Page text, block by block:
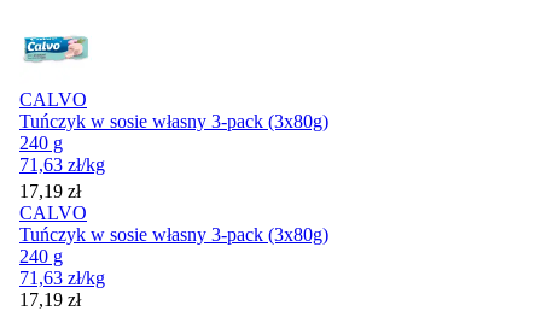
CALVO
Tuńczyk w sosie własny 3-pack (3x80g)
240 g
71,63 zł/kg
Cena
17,19 zł
CALVO
Tuńczyk w sosie własny 3-pack (3x80g)
240 g
71,63 zł/kg
Cena
17,19 zł